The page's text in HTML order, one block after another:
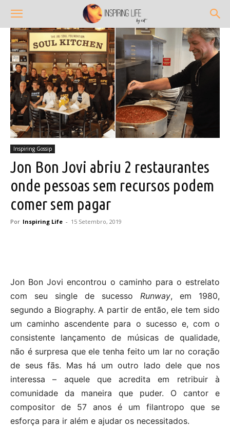
Inspiring Gossip
Jon Bon Jovi abriu 2 restaurantes
onde pessoas sem recursos podem
comer sem pagar
Por Inspiring Life - 15 Setembro, 2019
Jon Bon Jovi encontrou o caminho para o estrelato
com seu single de sucesso Runway, em 1980,
segundo a Biography. A partir de então, ele tem sido
um caminho ascendente para o sucesso e, com o
consistente lançamento de músicas de qualidade,
não é surpresa que ele tenha feito um lar no coração
de seus fãs. Mas há um outro lado dele que nos
interessa – aquele que acredita em retribuir à
comunidade da maneira que puder. O cantor e
compositor de 57 anos é um filantropo que se
esforça para ir além e ajudar os necessitados.